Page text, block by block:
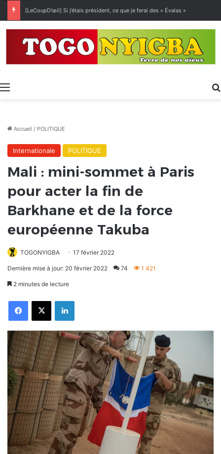
[LeCoupD’œil] Si j’étais président, ce que je ferai des « Évalas »
Menu
Accueil / POLITIQUE
Internationale POLITIQUE
Mali : mini-sommet à Paris
pour acter la fin de
Barkhane et de la force
européenne Takuba
TOGONYIGBA 17 février 2022
Dernière mise à jour: 20 février 2022 74 1 421
2 minutes de lecture
FacebookX Linkedin